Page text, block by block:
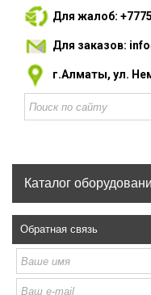
Для жалоб:
Для заказов:
г.Алматы, ул.
Каталог
Обратная связь